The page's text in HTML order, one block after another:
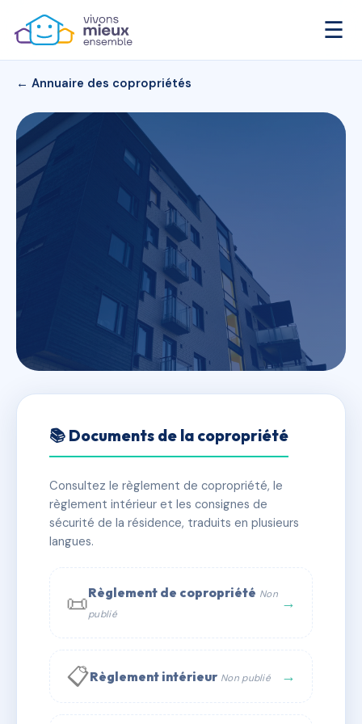
☰
← Annuaire des copropriétés
5 BUSCAILLE - MS158683
✓ Immatriculée 🏠 10 lots 🏗 1 bâtiment(s)
📞 Contacter Syndic Digital
📚 Documents de la copropriété
Consultez le règlement de copropriété, le
règlement intérieur et les consignes de
sécurité de la résidence, traduits en plusieurs
langues.
📜Règlement de copropriété Non
publié
→
📋Règlement intérieur Non publié →